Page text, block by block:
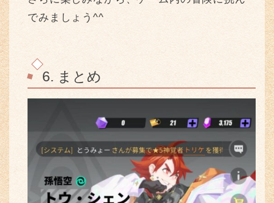
でみましょう^^
6. まとめ